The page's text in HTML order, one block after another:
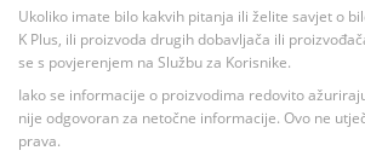
Ukoliko imate bilo kakvih pitanja ili želite savjet o
K Plus, ili proizvoda drugih dobavljača ili
se s povjerenjem na Službu za Korisnike.
Iako se informacije o proizvodima redovito
nije odgovoran za netočne informacije. Ovo ne
prava.